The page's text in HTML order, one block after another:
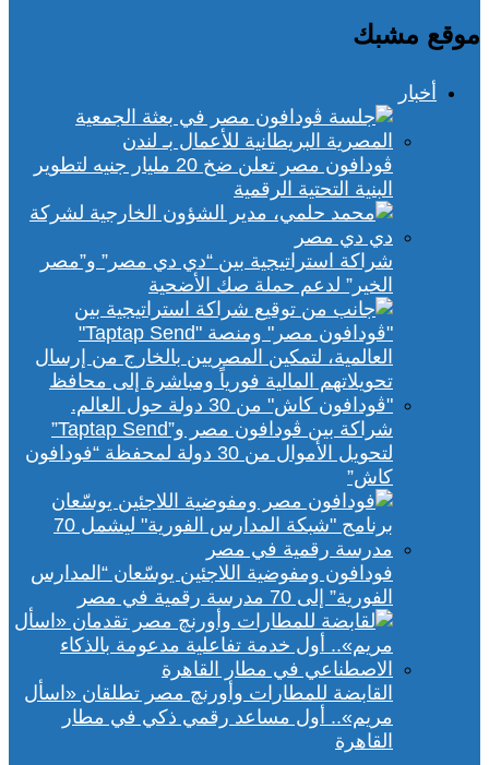
موقع مشبك
أخبار
ڤودافون مصر تعلن ضخ 20 مليار جنيه لتطوير
البنية التحتية الرقمية
شراكة استراتيجية بين “دي دي مصر” و”مصر
الخير” لدعم حملة صك الأضحية
شراكة بين ڤودافون مصر و”Taptap Send”
لتحويل الأموال من 30 دولة لمحفظة “فودافون
كاش”
فودافون ومفوضية اللاجئين يوسّعان “المدارس
الفورية” إلى 70 مدرسة رقمية في مصر
القابضة للمطارات وأورنچ مصر تطلقان «اسأل
مريم».. أول مساعد رقمي ذكي في مطار
القاهرة